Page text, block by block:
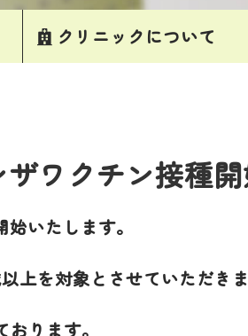
クリニックについて
ワクチン接種
いたします。
上を対象とさせていただきま
ります。